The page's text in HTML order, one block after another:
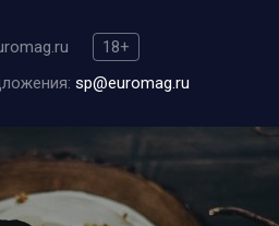
18+
sp@euromag.ru